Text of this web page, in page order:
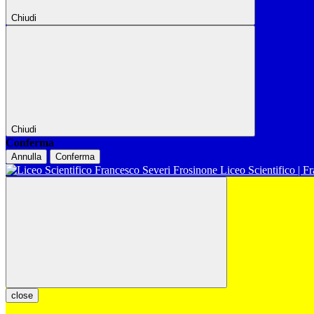
Chiudi
Chiudi
Conferma
Annulla Conferma
Liceo Scientifico |
close